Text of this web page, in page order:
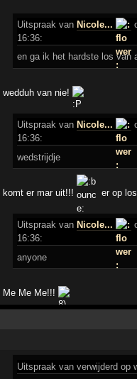
Uitspraak van Nicole...
16:36:
en ga ik het hardste los van
wedduh van nie!
Uitspraak van Nicole...
16:36:
wedstrijdje
komt er mar uit!!! er op los
Uitspraak van Nicole...
16:36:
anyone
Me Me Me!!!
Uitspraak van verwijderd op